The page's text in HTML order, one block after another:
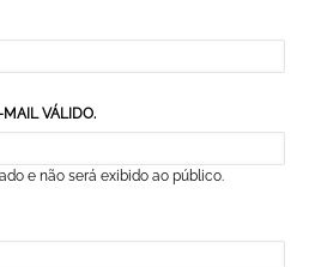
MAIL VÁLIDO.
e não será exibido ao público.